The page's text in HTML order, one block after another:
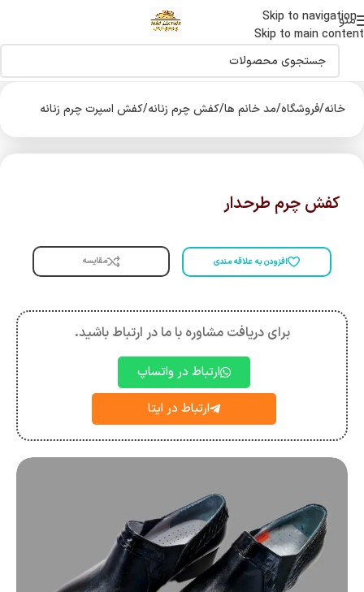
Skip to navigation
Skip to main content
اولین دارنده نشان حلال جهانی صنایع چرم درایران
منو
خانه/فروشگاه/مد خانم ها/کفش چرم زنانه/کفش اسپرت چرم زنانه
کفش چرم طرحدار
افزودن به علاقه مندی مقایسه
برای دریافت مشاوره با ما در ارتباط باشید.
ارتباط در واتساپ
ارتباط در ایتا